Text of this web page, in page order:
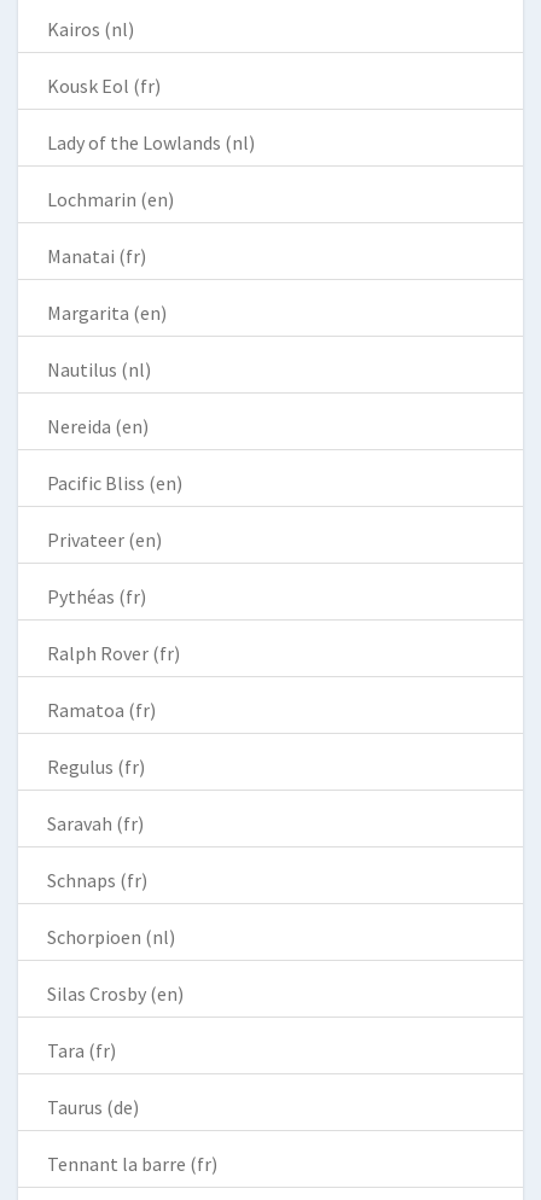
Kairos (nl)
Kousk Eol (fr)
Lady of the Lowlands (nl)
Lochmarin (en)
Manatai (fr)
Margarita (en)
Nautilus (nl)
Nereida (en)
Pacific Bliss (en)
Privateer (en)
Pythéas (fr)
Ralph Rover (fr)
Ramatoa (fr)
Regulus (fr)
Saravah (fr)
Schnaps (fr)
Schorpioen (nl)
Silas Crosby (en)
Tara (fr)
Taurus (de)
Tennant la barre (fr)